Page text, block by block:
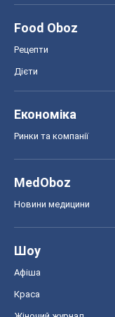
Food Oboz
Рецепти
Дієти
Економіка
Ринки та компанії
MedOboz
Новини медицини
Шоу
Афіша
Краса